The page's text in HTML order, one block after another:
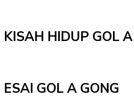
KISAH HIDUP GOL
ESAI GOL A GONG